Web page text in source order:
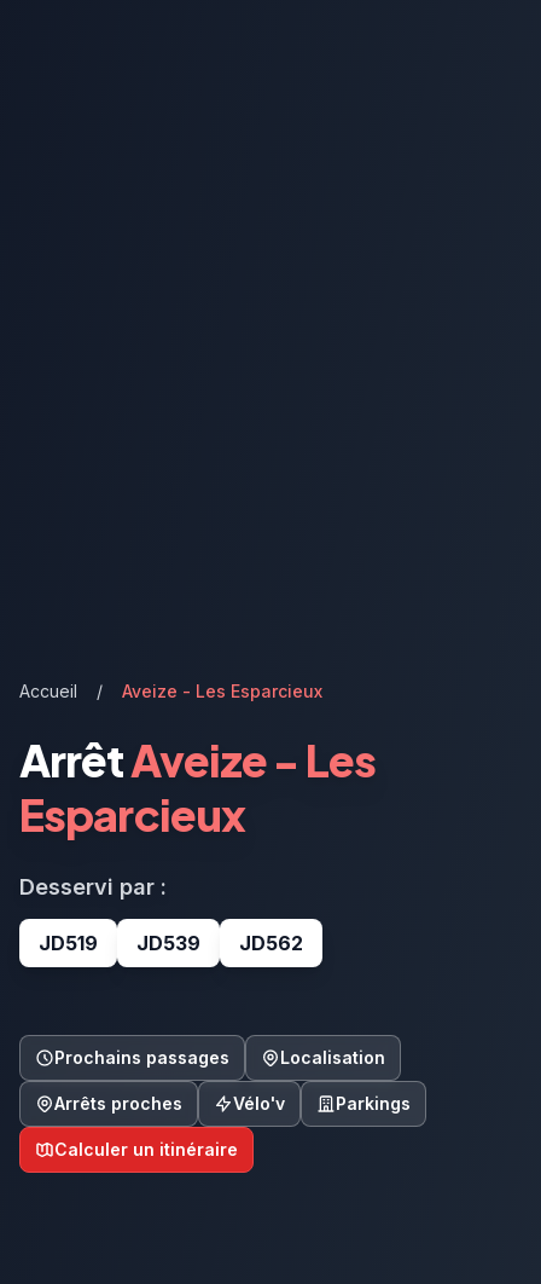
Accueil / Aveize - Les Esparcieux
ArrêtAveize - Les
Esparcieux
Desservi par :
JD519 JD539 JD562
Prochains passages Localisation
Arrêts proches Vélo'v Parkings
Calculer un itinéraire